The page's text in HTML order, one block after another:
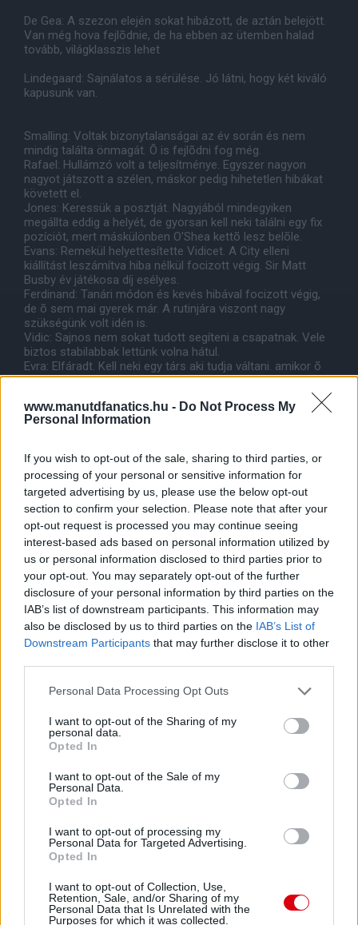
www.manutdfanatics.hu - Do Not Process My
Personal Information
If you wish to opt-out of the sale, sharing to third parties, or
processing of your personal or sensitive information for
targeted advertising by us, please use the below opt-out
section to confirm your selection. Please note that after your
opt-out request is processed you may continue seeing
interest-based ads based on personal information utilized by
us or personal information disclosed to third parties prior to
your opt-out. You may separately opt-out of the further
disclosure of your personal information by third parties on the
IAB’s list of downstream participants. This information may
also be disclosed by us to third parties on the IAB’s List of
Downstream Participants that may further disclose it to other
Please note that this website/app uses one or more Google
not limited to your visit or usage behaviour. You may click to
grant or deny consent to Google and its third-party tags to
use your data for below specified purposes in below Google
consent section.
Personal Data Processing Opt Outs
I want to opt-out of the Sharing of my
personal data.
Opted In
I want to opt-out of the Sale of my
Personal Data.
Opted In
I want to opt-out of processing my
Personal Data for Targeted Advertising.
Opted In
I want to opt-out of Collection, Use,
Retention, Sale, and/or Sharing of my
Personal Data that Is Unrelated with the
Purposes for which it was collected.
De Gea: A szezon elején sokat hibázott, de aztán belejött.
Van még hova fejlõdnie, de ha ebben az ütemben halad
tovább, világklasszis lehet
Lindegaard: Sajnálatos a sérülése. Jó látni, hogy két kiváló
kapusunk van.
Smalling: Voltak bizonytalanságai az év során és nem
mindig találta önmagát. Õ is fejlõdni fog még.
Rafael: Hullámzó volt a teljesítménye. Egyszer nagyon
nagyot játszott a szélen, máskor pedig hihetetlen hibákat
követett el.
Jones: Keressük a posztját. Nagyjából mindegyiken
megállta eddig a helyét, de gyorsan kell neki találni egy fix
pozíciót, mert máskülönben O'Shea kettõ lesz belõle.
Evans: Remekül helyettesítette Vidicet. A City elleni
kiállítást leszámítva hiba nélkül focizott végig. Sir Matt
Busby év játékosa díj esélyes.
Ferdinand: Tanári módon és kevés hibával focizott végig,
de õ sem mai gyerek már. A rutinjára viszont nagy
szükségünk volt idén is.
Vidic: Sajnos nem sokat tudott segíteni a csapatnak. Vele
biztos stabilabbak lettünk volna hátul.
Evra: Elfáradt. Kell neki egy társ aki tudja váltani. amikor õ
már nem birja a cuccost.
Valencia: Esélyes az év játékosa címre, mert parádésat
idén.
Young: Fontos gólokat szerzett és nagyon jól
beilleszkedett a csapatba. Ha stabilizálni tudja a formáját
akkor Naninak nagyon fel kell kötni a gatyáját. Reméljük
kezdõ lesz az Európa Bajnokságon is. Megérdemli.
Nani: A jobb oldalon szokásosan rosszul játszott, de ezt
már megszoktuk tõle. Õ is inkább a szezon elején pörgött,
de akkor is inkább a bal szárnyon.
Giggs: Ha kellett akkor még tudott segíteni, de már nem
nagyon bírja. Egy félidõs játékos.
Scholes: Nagyon jól tette, hogy visszatért. Simán tud még
a legnagyobb szinten focizni. Ha egész szezont vállalt
volna akkor õ lenne az év játékosa, így viszont lehet, hogy
lecsúszik róla.
Carrick: A fórum és az egyéb csoportokat nézve talán a
legesélyesebb az év játékosa címre. Ismét parádésat
cím nem is a második hely meglesz. Nélküle ez sem jött
Fletcher: Mielõbbi gyógyulást neki. Szükség van rá.
Anderson: Az év elején voltak jó meccsei, de aztán
szokásosan eltûnt. Kezdem azt érezni, hogy nem United
szint.
Cleverley: Sajnálatos, hogy a sérülése után nem jutott sok
szerephez, de Scholes és Carrick mellett nehéz lett volna.
Korán gondoltuk azt, hogy eljött az õ ideje.
Park: Pár meccs. Nagy hajtás más semmi.
Berbatov: Pár meccs és pár gól más semmi.
Rooney: Második a góllövõlistán és körülbelül csak ennyi a
pozitívum az idei évben.
Welbeck: Azt hiszi, hogy õ Jani. Egyszerûen sokszor olyan